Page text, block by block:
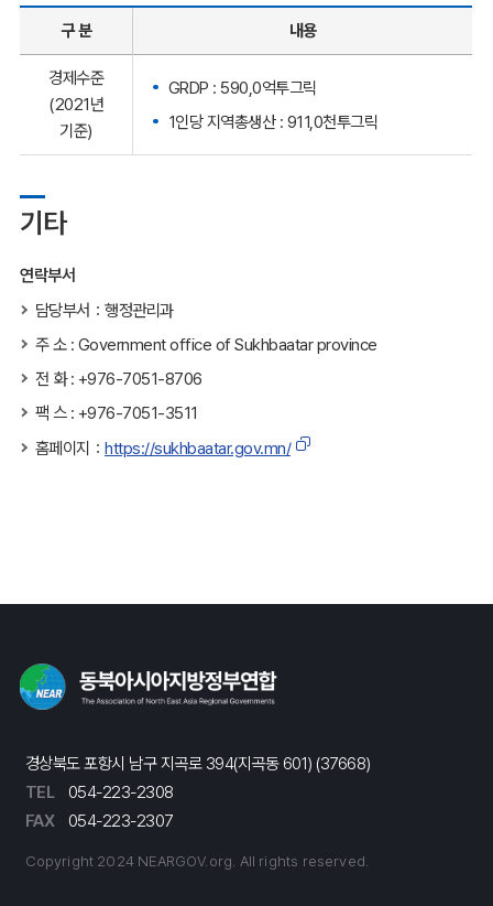
구 분 내용
경제수준
(2021년
기준)
GRDP : 590,0억투그릭
1인당 지역총생산 : 911,0천투그릭
기타
연락부서
담당부서：행정관리과
주 소 : Government office of Sukhbaatar province
전 화 : +976-7051-8706
팩 스 : +976-7051-3511
홈페이지： https://sukhbaatar.gov.mn/
경상북도 포항시 남구 지곡로 394(지곡동 601) (37668)
TEL
054-223-2308
FAX
054-223-2307
Copyright 2024 NEARGOV.org. All rights reserved.